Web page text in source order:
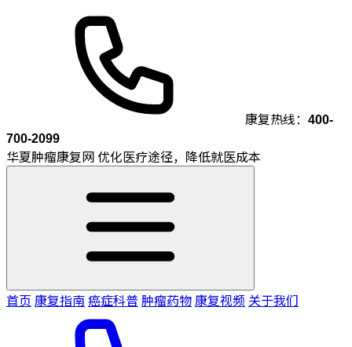
康复热线： 400-
700-2099
华夏肿瘤康复网 优化医疗途径，降低就医成本
首页 康复指南癌症科普肿瘤药物康复视频 关于我们